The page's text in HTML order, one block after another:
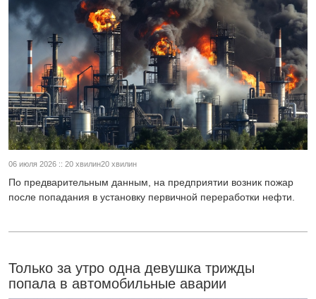
06 июля 2026 :: 20 хвилин20 хвилин
По предварительным данным, на предприятии возник пожар
после попадания в установку первичной переработки нефти.
Только за утро одна девушка трижды
попала в автомобильные аварии